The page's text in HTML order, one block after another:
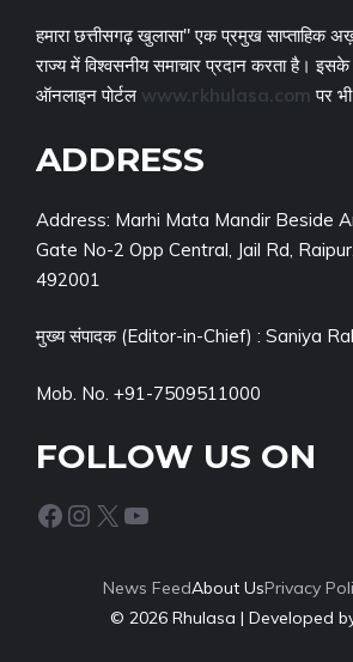
हमारा छत्तीसगढ़ खुलासा" एक प्रमुख साप्ताहिक
राज्य में विश्वसनीय समाचार प्रदान करता है।
ऑनलाइन पोर्टल www.rkhulasa.com पर
ADDRESS
Address: Marhi Mata Mandir Beside
Gate No-2 Opp Central, Jail Rd,
492001
मुख्य संपादक (Editor-in-Chief) : Saniya
Mob. No. +91-7509511000
FOLLOW US ON
Facebook Instagram X YouTube
News FeedAbout UsPrivacy
© 2026 Rhulasa | Developed